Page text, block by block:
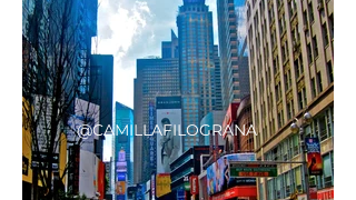
@CAMILLAFILOGRANA